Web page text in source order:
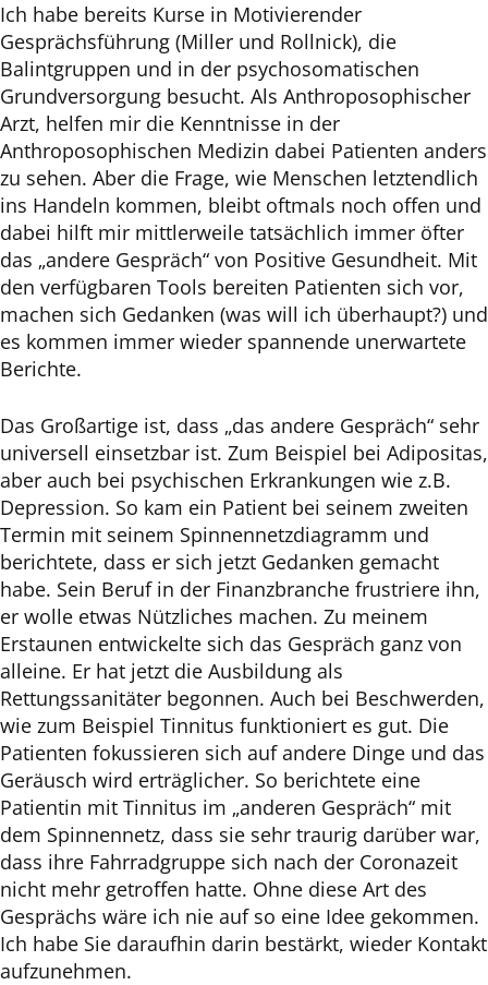
Ich habe bereits Kurse in Motivierender
Gesprächsführung (Miller und Rollnick), die
Balintgruppen und in der psychosomatischen
Grundversorgung besucht. Als Anthroposophischer
Arzt, helfen mir die Kenntnisse in der
Anthroposophischen Medizin dabei Patienten anders
zu sehen. Aber die Frage, wie Menschen letztendlich
ins Handeln kommen, bleibt oftmals noch offen und
dabei hilft mir mittlerweile tatsächlich immer öfter
das „andere Gespräch“ von Positive Gesundheit. Mit
den verfügbaren Tools bereiten Patienten sich vor,
machen sich Gedanken (was will ich überhaupt?) und
es kommen immer wieder spannende unerwartete
Berichte.
Das Großartige ist, dass „das andere Gespräch“ sehr
universell einsetzbar ist. Zum Beispiel bei Adipositas,
aber auch bei psychischen Erkrankungen wie z.B.
Depression. So kam ein Patient bei seinem zweiten
Termin mit seinem Spinnennetzdiagramm und
berichtete, dass er sich jetzt Gedanken gemacht
habe. Sein Beruf in der Finanzbranche frustriere ihn,
er wolle etwas Nützliches machen. Zu meinem
Erstaunen entwickelte sich das Gespräch ganz von
alleine. Er hat jetzt die Ausbildung als
Rettungssanitäter begonnen. Auch bei Beschwerden,
wie zum Beispiel Tinnitus funktioniert es gut. Die
Patienten fokussieren sich auf andere Dinge und das
Geräusch wird erträglicher. So berichtete eine
Patientin mit Tinnitus im „anderen Gespräch“ mit
dem Spinnennetz, dass sie sehr traurig darüber war,
dass ihre Fahrradgruppe sich nach der Coronazeit
nicht mehr getroffen hatte. Ohne diese Art des
Gesprächs wäre ich nie auf so eine Idee gekommen.
Ich habe Sie daraufhin darin bestärkt, wieder Kontakt
aufzunehmen.